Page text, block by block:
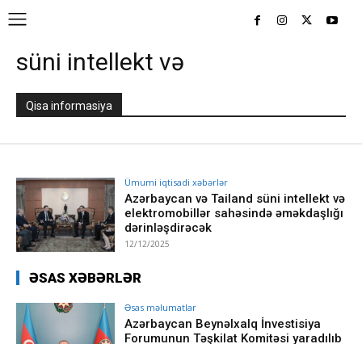
süni intellekt və
Qisa informasiya
Ümumi iqtisadi xəbərlər
Azərbaycan və Tailand süni intellekt və
elektromobillər sahəsində əməkdaşlığı
dərinləşdirəcək
12/12/2025
ƏSAS XƏBƏRLƏR
Əsas məlumatlar
Azərbaycan Beynəlxalq İnvestisiya
Forumunun Təşkilat Komitəsi yaradılıb